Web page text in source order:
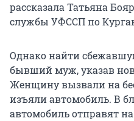
рассказала Татьяна
службы УФССП по
Однако найти
бывший муж, указав
Женщину вызвали на
изъяли автомобиль. В
автомобиль отправят